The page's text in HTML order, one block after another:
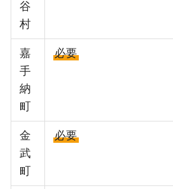
谷
村
嘉
手
納
町
必要
金
武
町
必要